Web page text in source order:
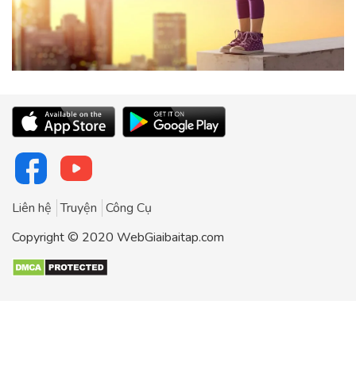
Liên hệ Truyện Công Cụ
Copyright © 2020 WebGiaibaitap.com